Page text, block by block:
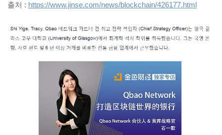
출처 : https://www.jinse.com/news/blockchain/426177.html